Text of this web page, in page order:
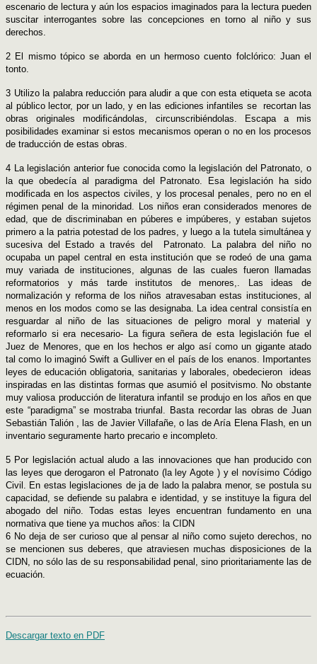
escenario de lectura y aún los espacios imaginados para la lectura pueden
suscitar interrogantes sobre las concepciones en torno al niño y sus
derechos.
2 El mismo tópico se aborda en un hermoso cuento folclórico: Juan el
tonto.
3 Utilizo la palabra reducción para aludir a que con esta etiqueta se acota
al público lector, por un lado, y en las ediciones infantiles se recortan las
obras originalesmodificándolas, circunscribiéndolas. Escapa a mis
posibilidades examinar si estos mecanismos operan o no en los procesos
de traducción de estas obras.
4 La legislación anterior fue conocida como la legislación del Patronato, o
la que obedecía al paradigma del Patronato. Esa legislación ha sido
modificada en los aspectos civiles, y los procesal penales, pero no en el
régimen penal de la minoridad. Los niños eran considerados menores de
edad, que de discriminaban en púberes e impúberes, y estaban sujetos
primero a la patria potestad de los padres, y luego a la tutela simultánea y
sucesiva del Estado a través del Patronato. La palabra del niño no
ocupaba un papel central en esta institución que se rodeó de una gama
muy variada de instituciones, algunas de las cuales fueron llamadas
reformatorios y más tarde institutos de menores,. Las ideas de
normalización y reforma de los niños atravesaban estas instituciones, al
menos en los modos como se las designaba. La idea central consistía en
resguardar al niño de las situaciones de peligro moral y material y
reformarlo si era necesario- La figura señera de esta legislación fue el
Juez de Menores, que en los hechos er algo así como un gigante atado
tal como lo imaginó Swift a Gulliver en el país de los enanos. Importantes
leyes de educación obligatoria, sanitarias y laborales, obedecieron ideas
inspiradas en las distintas formas que asumió el positvismo. No obstante
muy valiosa producción de literatura infantil se produjo en los años en que
este “paradigma” se mostraba triunfal. Basta recordar las obras de Juan
Sebastián Talión , las de Javier Villafañe, o las de Aría Elena Flash, en un
inventario seguramente harto precario e incompleto.
5 Por legislación actual aludo a las innovaciones que han producido con
las leyes que derogaron el Patronato (la ley Agote ) y el novísimo Código
Civil. En estas legislaciones de ja de lado la palabra menor, se postula su
capacidad, se defiende su palabra e identidad, y se instituye la figura del
abogado del niño. Todas estas leyes encuentran fundamento en una
normativa que tiene ya muchos años: la CIDN
6 No deja de ser curioso que al pensar al niño como sujeto derechos, no
se mencionen sus deberes, que atraviesen muchas disposiciones de la
CIDN, no sólo las de su responsabilidad penal, sino prioritariamente las de
ecuación
Descargar texto en PDF